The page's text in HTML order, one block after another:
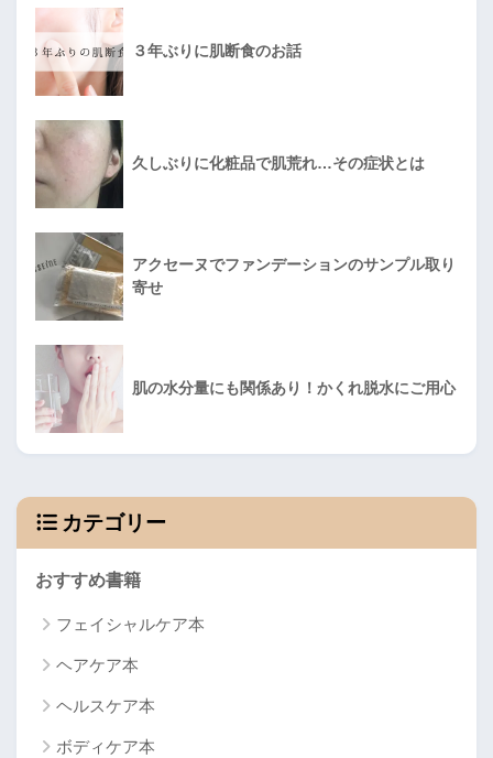
３年ぶりに肌断食のお話
久しぶりに化粧品で肌荒れ…その症状とは
アクセーヌでファンデーションのサンプル取り
寄せ
肌の水分量にも関係あり！かくれ脱水にご用心
カテゴリー
おすすめ書籍
フェイシャルケア本
ヘアケア本
ヘルスケア本
ボディケア本